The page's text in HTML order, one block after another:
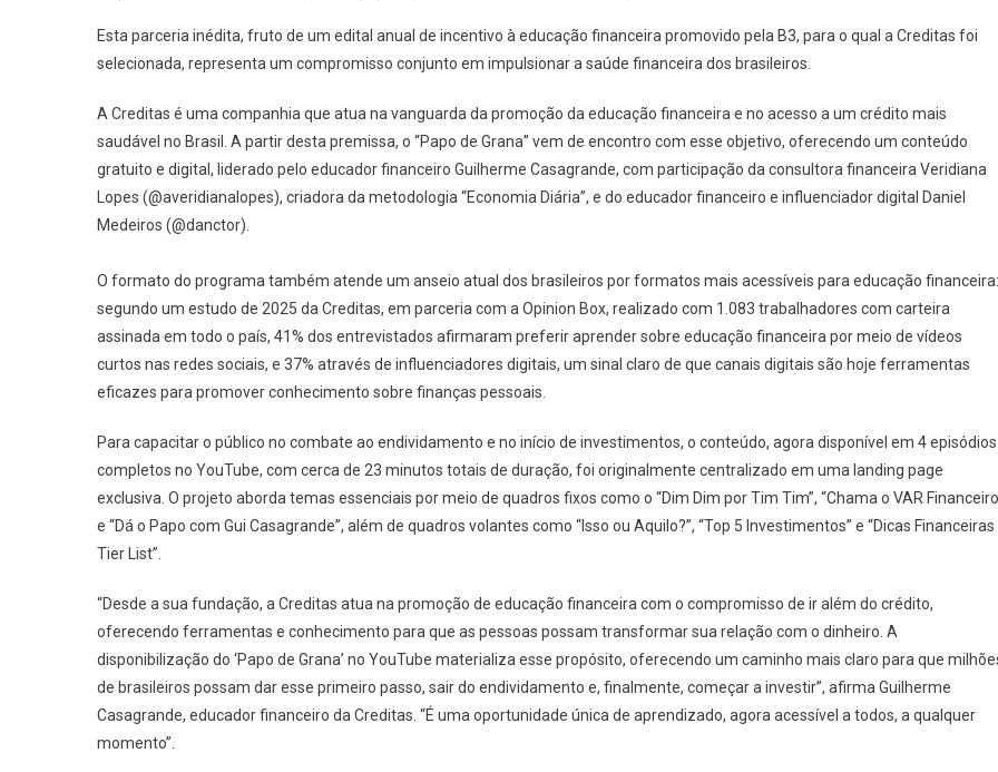
Esta parceria inédita, fruto de um edital anual de incentivo à educação financeira promovido pela B3, para o qual a Creditas foi
selecionada, representa um compromisso conjunto em impulsionar a saúde financeira dos brasileiros.
A Creditas é uma companhia que atua na vanguarda da promoção da educação financeira e no acesso a um crédito mais
saudável no Brasil. A partir desta premissa, o “Papo de Grana” vem de encontro com esse objetivo, oferecendo um conteúdo
gratuito e digital, liderado pelo educador financeiro Guilherme Casagrande, com participação da consultora financeira Veridiana
Lopes (@averidianalopes), criadora da metodologia “Economia Diária”, e do educador financeiro e influenciador digital Daniel
Medeiros (@danctor).
O formato do programa também atende um anseio atual dos brasileiros por formatos mais acessíveis para educação financeira:
segundo um estudo de 2025 da Creditas, em parceria com a Opinion Box, realizado com 1.083 trabalhadores com carteira
assinada em todo o país, 41% dos entrevistados afirmaram preferir aprender sobre educação financeira por meio de vídeos
curtos nas redes sociais, e 37% através de influenciadores digitais, um sinal claro de que canais digitais são hoje ferramentas
eficazes para promover conhecimento sobre finanças pessoais.
Para capacitar o público no combate ao endividamento e no início de investimentos, o conteúdo, agora disponível em 4 episódios
completos no YouTube, com cerca de 23 minutos totais de duração, foi originalmente centralizado em uma landing page
exclusiva. O projeto aborda temas essenciais por meio de quadros fixos como o “Dim Dim por Tim Tim”, “Chama o VAR
e “Dá o Papo com Gui Casagrande”, além de quadros volantes como “Isso ou Aquilo?”, “Top 5 Investimentos” e “Dicas Financeiras
Tier List”.
“Desde a sua fundação, a Creditas atua na promoção de educação financeira com o compromisso de ir além do crédito,
oferecendo ferramentas e conhecimento para que as pessoas possam transformar sua relação com o dinheiro. A
disponibilização do ‘Papo de Grana’ no YouTube materializa esse propósito, oferecendo um caminho mais claro para que
de brasileiros possam dar esse primeiro passo, sair do endividamento e, finalmente, começar a investir”, afirma Guilherme
Casagrande, educador financeiro da Creditas. “É uma oportunidade única de aprendizado, agora acessível a todos, a qualquer
momento”.